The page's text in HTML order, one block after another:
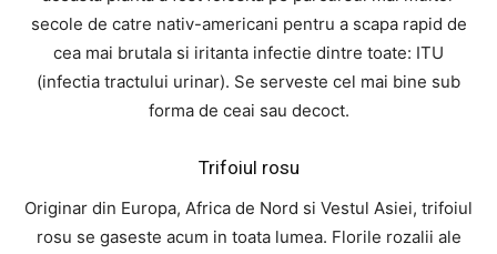
secole de catre nativ-americani pentru a scapa rapid de
cea mai brutala si iritanta infectie dintre toate: ITU
(infectia tractului urinar). Se serveste cel mai bine sub
forma de ceai sau decoct.
Trifoiul rosu
Originar din Europa, Africa de Nord si Vestul Asiei, trifoiul
rosu se gaseste acum in toata lumea. Florile rozalii ale